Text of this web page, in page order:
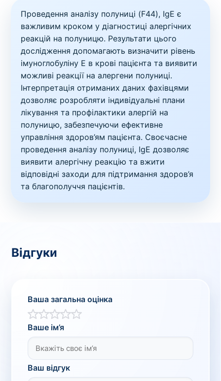
Проведення аналізу полуниці (F44), IgE є
важливим кроком у діагностиці алергічних
реакцій на полуницю. Результати цього
дослідження допомагають визначити рівень
імуноглобуліну E в крові пацієнта та виявити
можливі реакції на алергени полуниці.
Інтерпретація отриманих даних фахівцями
дозволяє розробляти індивідуальні плани
лікування та профілактики алергій на
полуницю, забезпечуючи ефективне
управління здоров’ям пацієнта. Своєчасне
проведення аналізу полуниці, IgE дозволяє
виявити алергічну реакцію та вжити
відповідні заходи для підтримання здоров’я
та благополуччя пацієнтів.
Відгуки
Ваша загальна оцінка
Ваше ім’я
Ваш відгук